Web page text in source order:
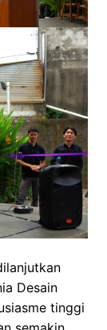
Desain
tinggi